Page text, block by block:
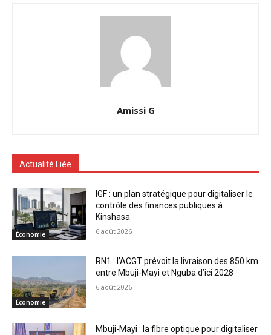
Amissi G
Actualité Liée
Économie
IGF : un plan stratégique pour digitaliser le
contrôle des finances publiques à
Kinshasa
6 août 2026
Économie
RN1 : l’ACGT prévoit la livraison des 850 km
entre Mbuji-Mayi et Nguba d’ici 2028
6 août 2026
Mbuji-Mayi : la fibre optique pour digitaliser